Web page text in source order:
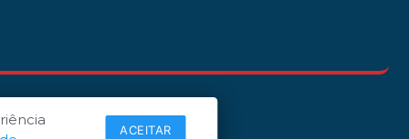
ACEITAR